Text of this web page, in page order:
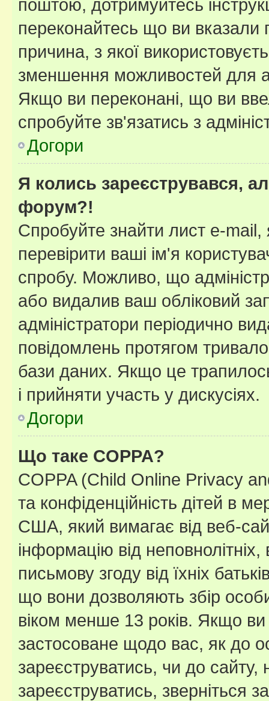
поштою, дотримуйтесь
переконайтесь що ви
причина, з якої
зменшення можливостей для
Якщо ви переконані, що ви
спробуйте зв'язатись з
Догори
Я колись зареєструвався,
форум?!
Спробуйте знайти лист e-mail,
перевірити ваші ім'я
спробу. Можливо, що
або видалив ваш обліковий
адміністратори періодично
повідомлень протягом
бази даних. Якщо це
і прийняти участь у дискусіях.
Догори
Що таке COPPA?
COPPA (Child Online Privacy
та конфіденційність дітей в
США, який вимагає від веб-
інформацію від
письмову згоду від їхніх
що вони дозволяють збір
віком менше 13 років. Якщо
застосоване щодо вас, як до
зареєструватись, чи до
зареєструватись, зверніться